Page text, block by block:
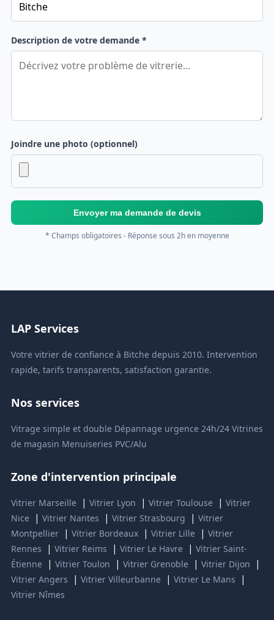
Description de votre demande *
Joindre une photo (optionnel)
Envoyer ma demande de devis
* Champs obligatoires - Réponse sous 2h en moyenne
LAP Services
Votre vitrier de confiance à Bitche depuis 2010. Intervention
rapide, tarifs transparents, satisfaction garantie.
Nos services
Vitrage simple et double Dépannage urgence 24h/24 Vitrines
de magasin Menuiseries PVC/Alu
Zone d'intervention principale
Vitrier Marseille | Vitrier Lyon | Vitrier Toulouse | Vitrier
Nice
| Vitrier Nantes | Vitrier Strasbourg | Vitrier
Montpellier | Vitrier Bordeaux | Vitrier Lille | Vitrier
Rennes
| Vitrier Reims | Vitrier Le Havre | Vitrier Saint-
Étienne
| Vitrier Toulon | Vitrier Grenoble | Vitrier Dijon |
Vitrier Angers | Vitrier Villeurbanne | Vitrier Le Mans |
Vitrier Nîmes